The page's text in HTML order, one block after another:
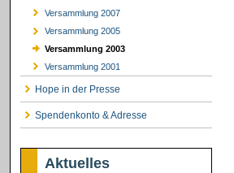
Versammlung 2007
Versammlung 2005
Versammlung 2003
Versammlung 2001
Hope in der Presse
Spendenkonto & Adresse
Aktuelles